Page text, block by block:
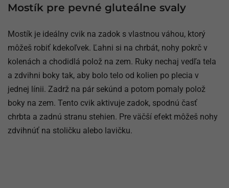
Mostík pre pevné gluteálne svaly
Mostík je ideálny cvik na zadok s vlastnou váhou, ktorý
môžeš robiť kdekoľvek. Ľahni si na chrbát, nohy pokrč v
kolenách a chodidlá polož na zem. Ruky nechaj vedľa tela
a zdvihni boky tak, aby bolo telo od kolien po plecia v
jednej línii. Zadrž na pár sekúnd a potom pomaly polož
boky na zem. Tento cvik aktivuje zadok, spodnú časť
chrbta a zadnú stranu stehien. Pre väčší efekt môžeš nohy
zdvihnúť na stoličku alebo lavičku.